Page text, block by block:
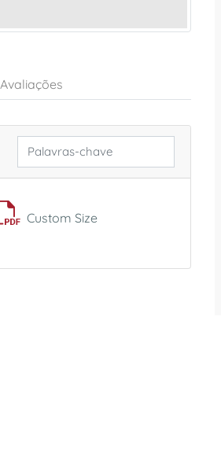
Avaliações
Custom Size